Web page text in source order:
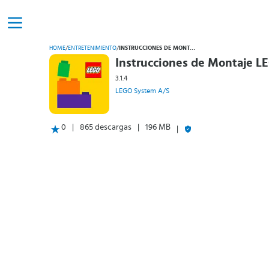
HOME/ENTRETENIMIENTO/ INSTRUCCIONES DE MONTAJE LEGO®
Instrucciones de Montaje
3.1.4
LEGO System A/S
0 865 descargas 196 MB